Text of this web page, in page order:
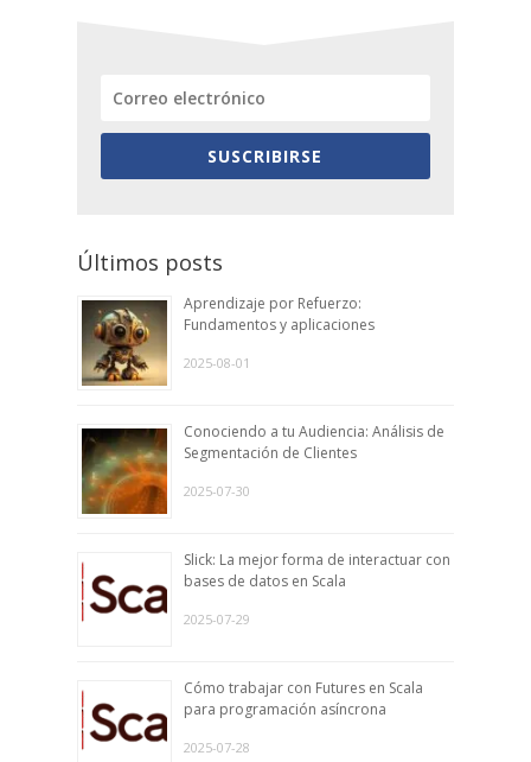
SUSCRIBIRSE
Últimos posts
Aprendizaje por Refuerzo:
Fundamentos y aplicaciones
2025-08-01
Conociendo a tu Audiencia: Análisis de
Segmentación de Clientes
2025-07-30
Slick: La mejor forma de interactuar con
bases de datos en Scala
2025-07-29
Cómo trabajar con Futures en Scala
para programación asíncrona
2025-07-28